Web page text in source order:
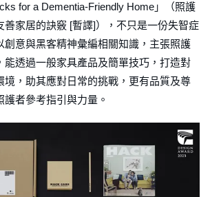
for a Dementia-Friendly Home」（照護
善家居的訣竅 [暫譯]），不只是一份失智症
創意與黑客精神彙編相關知識，主張照護
能透過一般家具產品及簡單技巧，打造對
境，助其應對日常的挑戰，更有品質及尊
者參考指引與力量。